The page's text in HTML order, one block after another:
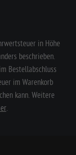
in Höhe
beschrieben.
Bestellabschluss
im Warenkorb
kann. Weitere
.